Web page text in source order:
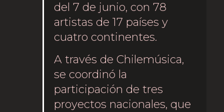
del 7 de junio, con 78
artistas de 17 países y
cuatro continentes.
A través de Chilemúsica,
se coordinó la
participación de tres
proyectos nacionales, que